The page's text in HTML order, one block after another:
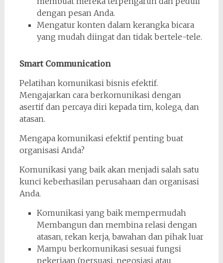
dengan pesan Anda.
Mengatur konten dalam kerangka bicara
yang mudah diingat dan tidak bertele-tele.
Smart Communication
Pelatihan komunikasi bisnis efektif.
Mengajarkan cara berkomunikasi dengan
asertif dan percaya diri kepada tim, kolega, dan
atasan.
Mengapa komunikasi efektif penting buat
organisasi Anda?
Komunikasi yang baik akan menjadi salah satu
kunci keberhasilan perusahaan dan organisasi
Anda.
Komunikasi yang baik mempermudah
Membangun dan membina relasi dengan
atasan, rekan kerja, bawahan dan pihak luar
Mampu berkomunikasi sesuai fungsi
pekerjaan (persuasi, negosiasi atau